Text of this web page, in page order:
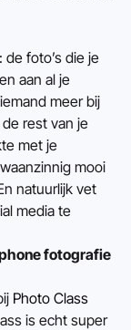
foto’s die je
aan al je
meer bij
rest van je
met je
mooi
natuurlijk vet
media te
fotografie
Photo Class
is echt super